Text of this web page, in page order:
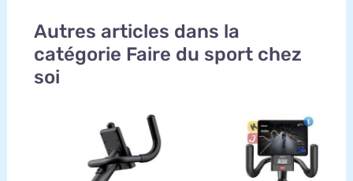
Autres articles dans la
catégorie Faire du sport chez
soi